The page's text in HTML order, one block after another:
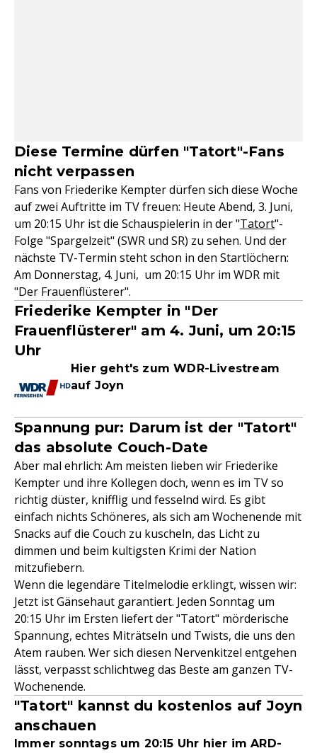
Diese Termine dürfen "Tatort"-Fans
nicht verpassen
Fans von Friederike Kempter dürfen sich diese Woche
auf zwei Auftritte im TV freuen: Heute Abend, 3. Juni,
um 20:15 Uhr ist die Schauspielerin in der "Tatort"-
Folge "Spargelzeit" (SWR und SR) zu sehen. Und der
nächste TV-Termin steht schon in den Startlöchern:
Am Donnerstag, 4. Juni, um 20:15 Uhr im WDR mit
"Der Frauenflüsterer".
Friederike Kempter in "Der
Frauenflüsterer" am 4. Juni, um 20:15
Uhr
Hier geht's zum WDR-Livestream
auf Joyn
Spannung pur: Darum ist der "Tatort"
das absolute Couch-Date
Aber mal ehrlich: Am meisten lieben wir Friederike
Kempter und ihre Kollegen doch, wenn es im TV so
richtig düster, knifflig und fesselnd wird. Es gibt
einfach nichts Schöneres, als sich am Wochenende mit
Snacks auf die Couch zu kuscheln, das Licht zu
dimmen und beim kultigsten Krimi der Nation
mitzufiebern.
Wenn die legendäre Titelmelodie erklingt, wissen wir:
Jetzt ist Gänsehaut garantiert. Jeden Sonntag um
20:15 Uhr im Ersten liefert der "Tatort" mörderische
Spannung, echtes Miträtseln und Twists, die uns den
Atem rauben. Wer sich diesen Nervenkitzel entgehen
lässt, verpasst schlichtweg das Beste am ganzen TV-
Wochenende.
"Tatort" kannst du kostenlos auf Joyn
anschauen
Immer sonntags um 20:15 Uhr hier im ARD-